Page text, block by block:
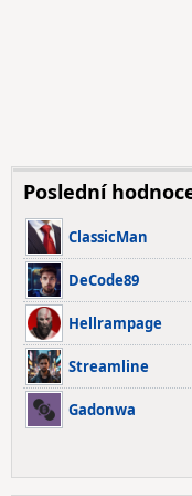
Poslední
ClassicMan
DeCode89
Hellrampage
Streamline
Gadonwa